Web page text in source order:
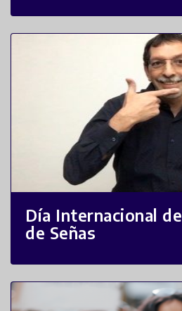
Día Internacional
de Señas